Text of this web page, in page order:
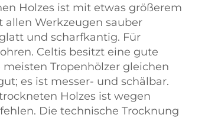
Holzes ist mit etwas größerem
Werkzeugen sauber
und scharfkantig. Für
Celtis besitzt eine gute
Tropenhölzer gleichen
es ist messer- und schälbar.
Holzes ist wegen
Die technische Trocknung